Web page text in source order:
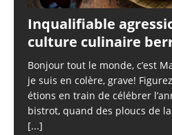
Inqualifiable
culture culinaire
Bonjour tout le monde, c’est
je suis en colère, grave!
étions en train de célébrer
bistrot, quand des ploucs de
[...]